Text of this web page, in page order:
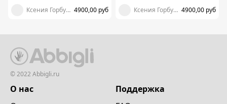
Ксения Горбунова, студия Tilatila 4900,00 руб Ксения Горбунова, студия Tilatila 4900,00 руб
© 2022 Abbigli.ru
О нас
Поддержка